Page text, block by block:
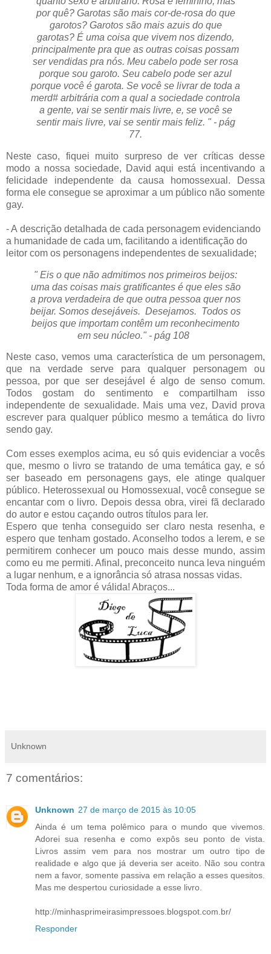
por quê? Garotas são mais cor-de-rosa do que
garotos? Garotos são mais azuis do que
garotas? É uma coisa que vivem nos dizendo,
principalmente pra que as outras coisas possam
ser vendidas pra nós. Meu cabelo pode ser rosa
porque sou garoto. Seu cabelo pode ser azul
porque você é garota. Se você se livrar de toda a
merd# arbitrária com a qual a sociedade controla
a gente, vai se sentir mais livre, e, se você se
sentir mais livre, vai se sentir mais feliz. " - pág
77.
Neste caso, fiquei muito surpreso de ver críticas desse
modo a nossa sociedade, David aqui está incentivando a
felicidade independente da causa homossexual. Dessa
forma ele consegue se aproximar a um público não somente
gay.
- A descrição detalhada de cada personagem evidenciando
a humanidade de cada um, facilitando a identificação do
leitor com os personagens independentes de sexualidade;
" Eis o que não admitimos nos primeiros beijos:
uma das coisas mais gratificantes é que eles são
a prova verdadeira de que outra pessoa quer nos
beijar. Somos desejáveis. Desejamos. Todos os
beijos que importam contêm um reconhecimento
em seu núcleo." - pág 108
Neste caso, vemos uma característica de um personagem,
que na verdade serve para qualquer personagem ou
pessoa, por que ser desejável é algo de senso comum.
Todos gostam do sentimento e compartilham isso
independente de sexualidade. Mais uma vez, David prova
escrever para qualquer público mesmo a temática do livro
sendo gay.
Com esses exemplos acima, eu só quis evidenciar a vocês
que, mesmo o livro se tratando de uma temática gay, e só
ser baseado em personagens gays, ele atinge qualquer
público. Heterossexual ou Homossexual, você consegue se
encantar com o livro. Depois dessa obra, virei fã declarado
do autor e estou caçando outros títulos para ler.
Espero que tenha conseguido ser claro nesta resenha, e
espero que tenham gostado. Aconselho todos a lerem, e se
permitirem conhecer um pouco mais desse mundo, assim
como eu me permiti. Afinal, preconceito nunca leva ninguém
a lugar nenhum, e a ignorância só atrasa nossas vidas.
Toda forma de amor é válida! Abraços...
Unknown
7 comentários:
Unknown 27 de março de 2015 às 10:05
Ainda é um tema polêmico para o mundo que vivemos.
Adorei sua resenha e como expôs seu ponto de vista.
Livros assim vem para nos mostrar um outro tipo de
realidade e algo que já deveria ser aceito. Não sou contra
nem a favor, somente passiva em relação a esses quesitos.
Mas me despertou curiosidade a esse livro.
http://minhasprimeirasimpressoes.blogspot.com.br/
Responder